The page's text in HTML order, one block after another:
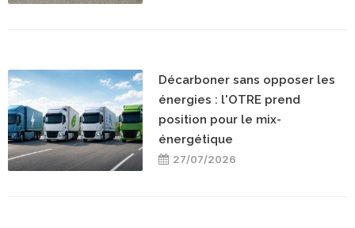
Décarboner sans opposer les
énergies : l'OTRE prend
position pour le mix-
énergétique
27/07/2026